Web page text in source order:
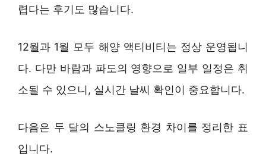
렵다는 후기도 많습니다.
12월과 1월 모두 해양 액티비티는 정상 운영됩니
다. 다만 바람과 파도의 영향으로 일부 일정은 취
소될 수 있으니, 실시간 날씨 확인이 중요합니다.
다음은 두 달의 스노클링 환경 차이를 정리한 표
입니다.